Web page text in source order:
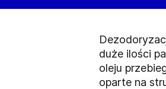
duże ilości
oleju
oparte na